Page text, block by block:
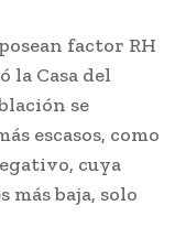
factor RH
la Casa del
se
escasos, como
cuya
más baja, solo